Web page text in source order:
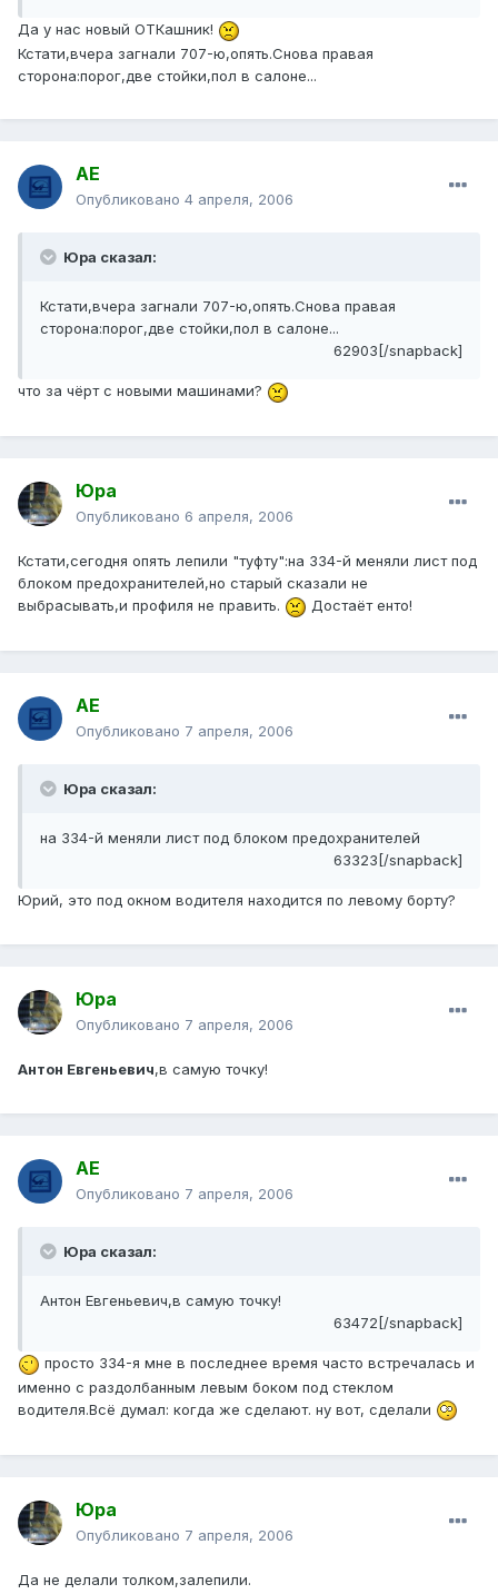
Да у нас новый ОТКашник!
Кстати,вчера загнали 707-ю,опять.Снова правая
сторона:порог,две стойки,пол в салоне...
АЕ
Опубликовано 4 апреля, 2006
Юра сказал:
Кстати,вчера загнали 707-ю,опять.Снова правая
сторона:порог,две стойки,пол в салоне...
62903[/snapback]
что за чёрт с новыми машинами?
Юра
Опубликовано 6 апреля, 2006
Кстати,сегодня опять лепили "туфту":на 334-й меняли лист под
блоком предохранителей,но старый сказали не
выбрасывать,и профиля не править.
Достаёт енто!
АЕ
Опубликовано 7 апреля, 2006
Юра сказал:
на 334-й меняли лист под блоком предохранителей
63323[/snapback]
Юрий, это под окном водителя находится по левому борту?
Юра
Опубликовано 7 апреля, 2006
Антон Евгеньевич,в самую точку!
АЕ
Опубликовано 7 апреля, 2006
Юра сказал:
Антон Евгеньевич,в самую точку!
63472[/snapback]
просто 334-я мне в последнее время часто встречалась и
именно с раздолбанным левым боком под стеклом
водителя.Всё думал: когда же сделают. ну вот, сделали
Юра
Опубликовано 7 апреля, 2006
Да не делали толком,залепили.